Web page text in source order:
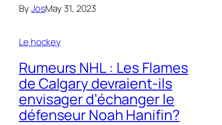
ByJosMay 31, 2023
Le hockey
Rumeurs NHL : Les Flames
de Calgary devraient-ils
envisager d’échanger le
défenseur Noah Hanifin?